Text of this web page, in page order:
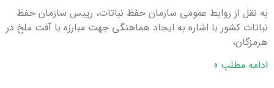
به نقل از روابط عمومی سازمان حفظ نباتات، رییس سازمان حفظ
نباتات کشور با اشاره به ایجاد هماهنگی جهت مبارزه با آفت ملخ در
هرمزگان،
ادامه مطلب »